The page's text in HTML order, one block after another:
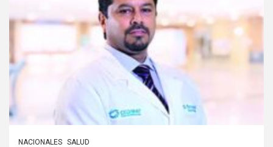
NACIONALES SALUD